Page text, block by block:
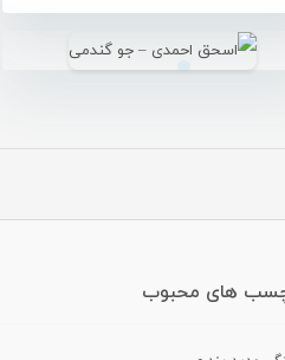
های محبوب